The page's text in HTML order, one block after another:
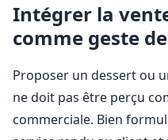
Intégrer la
comme geste
Proposer un dessert ou
ne doit pas être perçu
commerciale. Bien